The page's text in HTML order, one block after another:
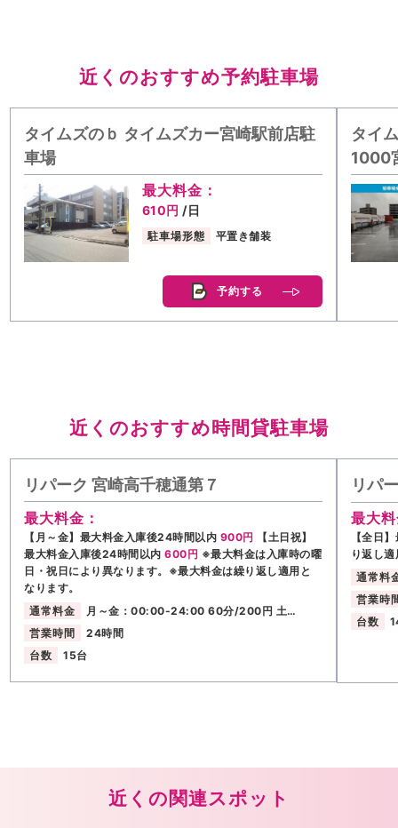
近くのおすすめ予約駐車場
タイムズのｂ タイムズカー宮崎駅前店駐
車場
最大料金：
610円 /日
駐車場形態 平置き舗装
予約する
タイ
1000
近くのおすすめ時間貸駐車場
リパーク 宮崎高千穂通第７
最大料金：
【月～金】最大料金入庫後24時間以内 900円
【土日祝】
最大料金入庫後24時間以内600円 ※最大料金は入庫時の曜
日・祝日により異なります。※最大料金は繰り返し適用と
なります。
通常料金
月～金：00:00-24:00 60分/200円 土…
営業時間
24時間
台数
15台
リパ
最大
【全日
り返し
通常料
営業時
台数
近くの関連スポット